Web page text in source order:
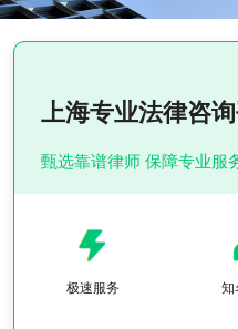
上海专业法律咨
甄选靠谱律师 保障专业服
极速服务 知